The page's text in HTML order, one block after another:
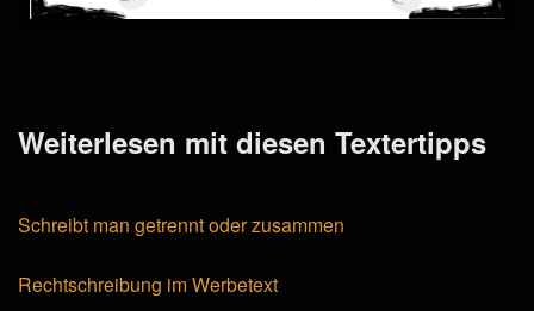
Weiterlesen mit diesen Textertipps
Schreibt man getrennt oder zusammen
Rechtschreibung im Werbetext